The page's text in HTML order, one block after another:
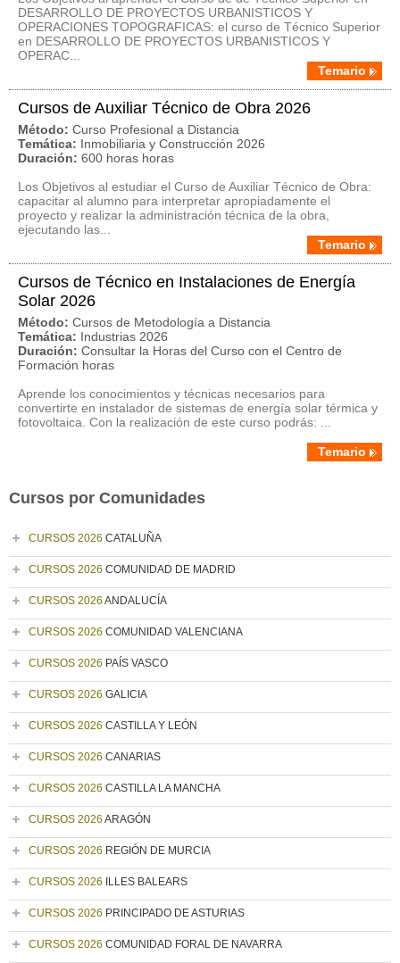
DESARROLLO DE PROYECTOS URBANISTICOS Y
OPERACIONES TOPOGRAFICAS: el curso de Técnico Superior
en DESARROLLO DE PROYECTOS URBANISTICOS Y
OPERAC...
Temario
Cursos de Auxiliar Técnico de Obra 2026
Método: Curso Profesional a Distancia
Temática: Inmobiliaria y Construcción 2026
Duración: 600 horas horas
Los Objetivos al estudiar el Curso de Auxiliar Técnico de Obra:
capacitar al alumno para interpretar apropiadamente el
proyecto y realizar la administración técnica de la obra,
ejecutando las...
Temario
Cursos de Técnico en Instalaciones de Energía
Solar 2026
Método: Cursos de Metodología a Distancia
Temática: Industrias 2026
Duración: Consultar la Horas del Curso con el Centro de
Formación horas
Aprende los conocimientos y técnicas necesarios para
convertirte en instalador de sistemas de energía solar térmica y
fotovoltaica. Con la realización de este curso podrás: ...
Temario
Cursos por Comunidades
CURSOS 2026 CATALUÑA
CURSOS 2026 COMUNIDAD DE MADRID
CURSOS 2026 ANDALUCÍA
CURSOS 2026 COMUNIDAD VALENCIANA
CURSOS 2026 PAÍS VASCO
CURSOS 2026 GALICIA
CURSOS 2026 CASTILLA Y LEÓN
CURSOS 2026 CANARIAS
CURSOS 2026 CASTILLA LA MANCHA
CURSOS 2026 ARAGÓN
CURSOS 2026 REGIÓN DE MURCIA
CURSOS 2026 ILLES BALEARS
CURSOS 2026 PRINCIPADO DE ASTURIAS
CURSOS 2026 COMUNIDAD FORAL DE NAVARRA